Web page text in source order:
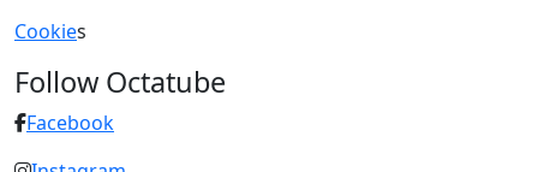
Cookies
Follow Octatube
Facebook